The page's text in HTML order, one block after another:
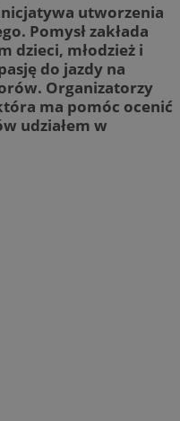
utworzenia
Pomysł zakłada
dzieci, młodzież i
do jazdy na
Organizatorzy
ma pomóc ocenić
udziałem w